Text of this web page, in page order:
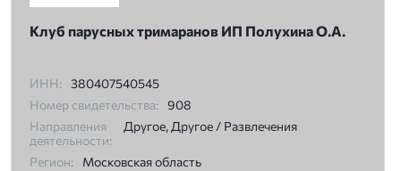
Клуб парусных тримаранов ИП Полухина О.А.
ИНН: 380407540545
Номер свидетельства: 908
Направления
деятельности:
Другое, Другое / Развлечения
Регион:
Московская область